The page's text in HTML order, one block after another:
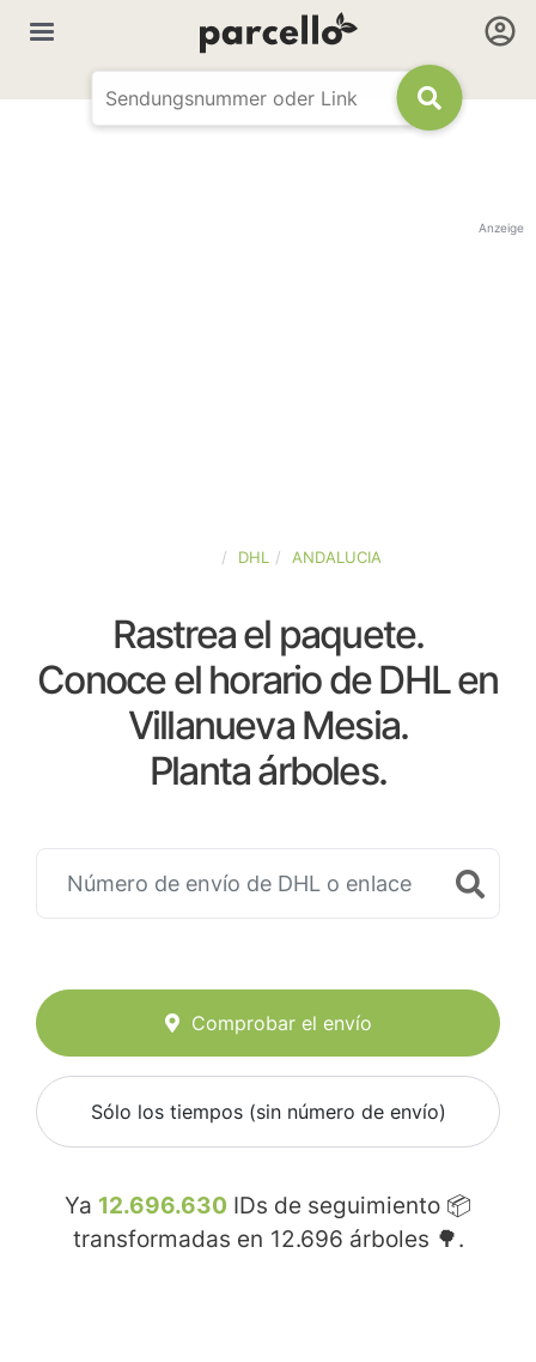
Anzeige
DHL ANDALUCIA
Rastrea el paquete.
Conoce el horario de DHL en
Villanueva Mesia.
Planta árboles.
Comprobar el envío
Sólo los tiempos (sin número de envío)
Ya 12.696.630 IDs de seguimiento 📦
transformadas en 12.696 árboles 🌳.